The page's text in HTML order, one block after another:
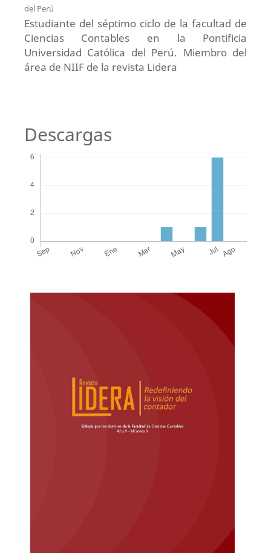
del Perú
Estudiante del séptimo ciclo de la facultad de
Ciencias Contables en la Pontificia
Universidad Católica del Perú. Miembro del
área de NIIF de la revista Lidera
Descargas